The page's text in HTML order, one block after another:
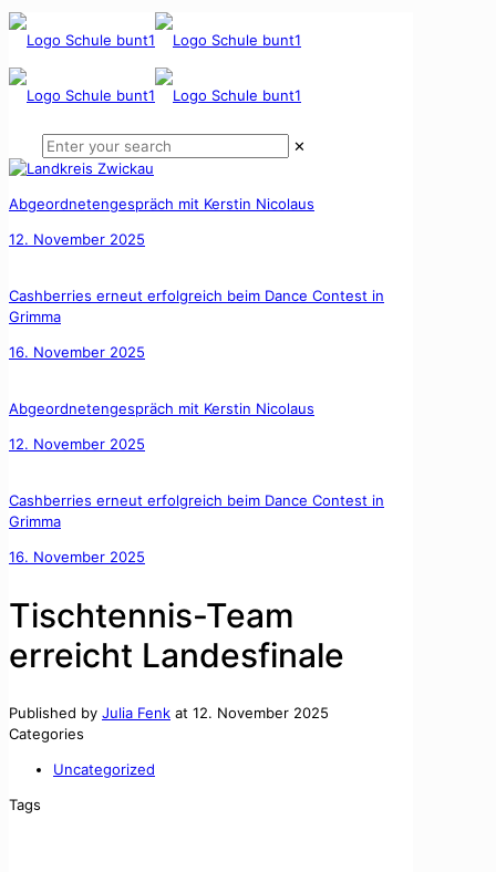
✕
Abgeordnetengespräch mit Kerstin Nicolaus
12. November 2025
Cashberries erneut erfolgreich beim Dance Contest in
Grimma
16. November 2025
Abgeordnetengespräch mit Kerstin Nicolaus
12. November 2025
Cashberries erneut erfolgreich beim Dance Contest in
Grimma
16. November 2025
Tischtennis-Team
erreicht Landesfinale
Published by Julia Fenk at 12. November 2025
Categories
Uncategorized
Tags